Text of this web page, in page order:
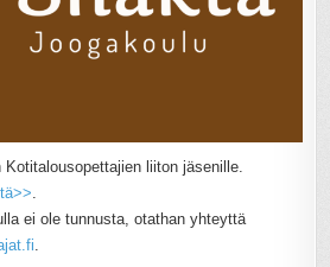
liiton jäsenille.
.
ei ole tunnusta, otathan yhteyttä
.